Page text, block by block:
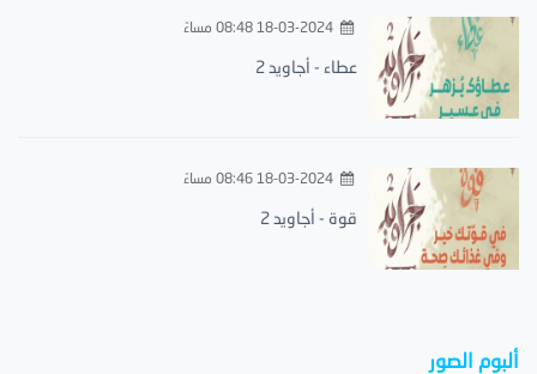
18-03-2024 08:48 مساءً
عطاء - أجاويد 2
18-03-2024 08:46 مساءً
قوة - أجاويد 2
ألبوم الصور